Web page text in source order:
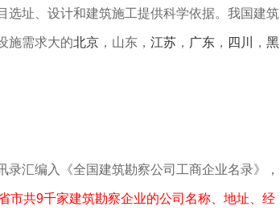
选址、设计和建筑施工提供科学依据。我国建筑
施需求大的北京 ，山东， 江苏 ， 广东 ， 四川 ， 黑
汇编入《全国建筑勘察公司工商企业名录》，
市共9千家建筑勘察企业的公司名称、地址、经